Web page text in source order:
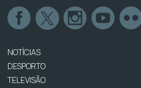
NOTÍCIAS
DESPORTO
TELEVISÃO